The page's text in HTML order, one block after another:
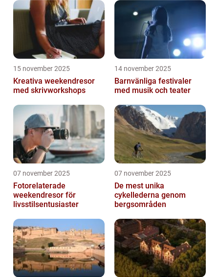
15 november 2025
Kreativa weekendresor
med skrivworkshops
14 november 2025
Barnvänliga festivaler
med musik och teater
07 november 2025
Fotorelaterade
weekendresor för
livsstilsentusiaster
07 november 2025
De mest unika
cykellederna genom
bergsområden